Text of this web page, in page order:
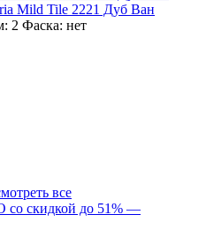
Mild Tile 2221 Дуб Ван
2 Фаска: нет
все